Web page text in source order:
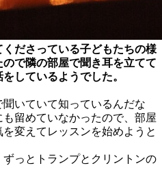
ださっている子どもたちの様
で隣の部屋で聞き耳を立てて
しているようでした。
いていて知っているんだな
留めていなかったので、部屋
変えてレッスンを始めようと
っとトランプとクリントンの